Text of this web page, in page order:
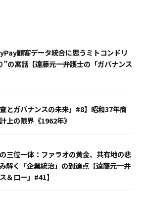
顧客データ統合に思うミトコンドリ
”の寓話【遠藤元一弁護士の「ガバナンス
とガバナンスの未来」#8】昭和37年商
上の限界《1962年》
三位一体：ファラオの黄金、共有地の悲
解く「企業統治」の到達点【遠藤元一弁
＆ロー」#41】